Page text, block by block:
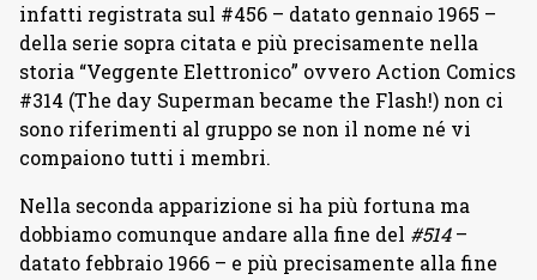
infatti registrata sul #456 – datato gennaio 1965 –
della serie sopra citata e più precisamente nella
storia “Veggente Elettronico” ovvero Action Comics
#314 (The day Superman became the Flash!) non ci
sono riferimenti al gruppo se non il nome né vi
compaiono tutti i membri.
Nella seconda apparizione si ha più fortuna ma
dobbiamo comunque andare alla fine del #514–
datato febbraio 1966 – e più precisamente alla fine